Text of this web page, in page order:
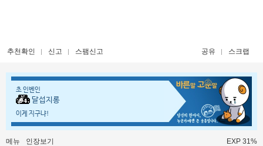
추천확인 신고 스팸신고 공유 스크랩
초 인벤인
달섭지롱
이게 지구냐!
메뉴 인장보기 EXP 31%